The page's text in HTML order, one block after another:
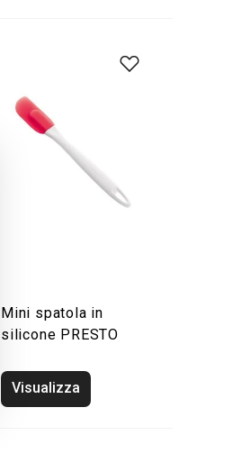
Mini spatola in
silicone PRESTO
Visualizza